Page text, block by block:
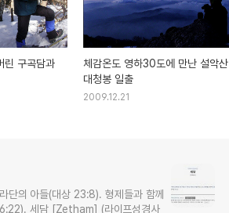
린 구곡담과
체감온도 영하30도에 만난 설악산
대청봉 일출
2009.12.21
단의 아들(대상 23:8). 형제들과 함께
세담 [Zetham] (라이프성경사